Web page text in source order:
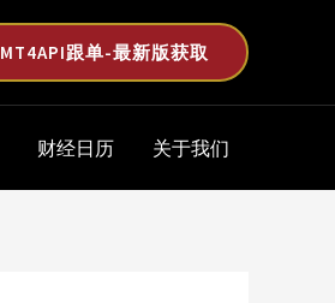
MT4API跟单-最新版获取
财经日历 关于我们